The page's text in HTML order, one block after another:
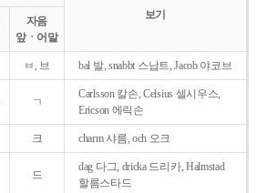
보기
자음
앞ㆍ어말
ㅂ, 브 bal 발, snabbt 스납트, Jacob 야코브
ㄱ
Carlsson 칼손, Celsius 셀시우스,
Ericson 에릭손
크 charm 샤름, och 오크
드
dag 다그, dricka 드리카, Halmstad
할름스타드